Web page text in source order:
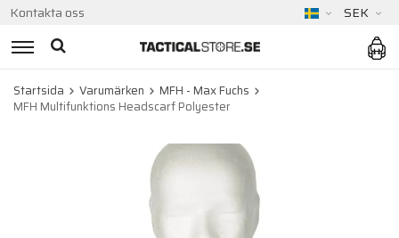
Kontakta oss SEK
Startsida Varumärken
MFH - Max Fuchs
MFH Multifunktions Headscarf Polyester